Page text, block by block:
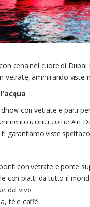
cena nel cuore di
vetrate, ammirando viste
con vetrate e parti
iconici come Ain
garantiamo viste
con vetrate e ponte
con piatti da tutto il
dal vivo
tè e caffè